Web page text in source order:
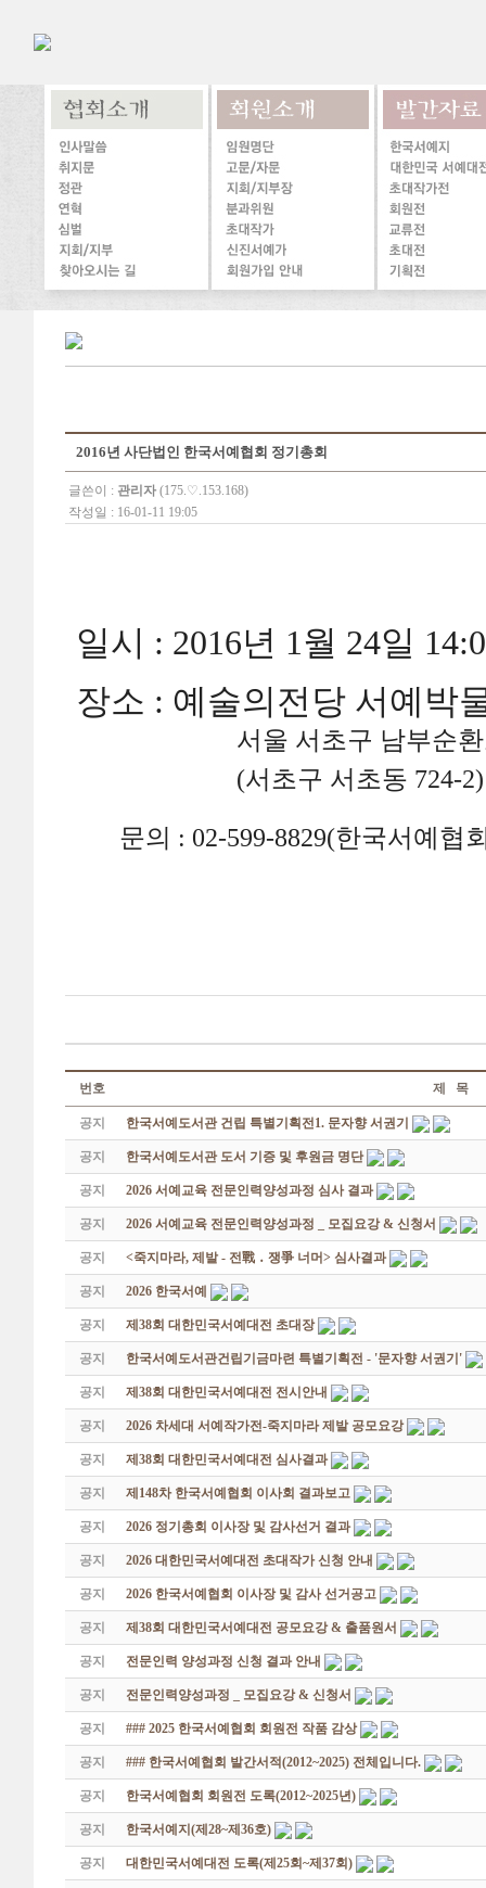
2016년 사단법인 한국서예협회 정기총회
글쓴이 : 관리자 (175.♡.153.168)
작성일 : 16-01-11 19:05
일시 : 2016년 1월 24일
장소 : 예술의전당 서예박
서울 서초구 남부순환
(서초구 서초동 724-2)
문의 : 02-599-8829(한국서예협
번호 제 목
공지 한국서예도서관 건립 특별기획전1. 문자향 서권기
공지 한국서예도서관 도서 기증 및 후원금 명단
공지 2026 서예교육 전문인력양성과정 심사 결과
공지 2026 서예교육 전문인력양성과정 _ 모집요강 & 신청서
공지 <죽지마라, 제발 - 전戰 ․ 쟁爭 너머> 심사결과
공지 2026 한국서예
공지 제38회 대한민국서예대전 초대장
공지 한국서예도서관건립기금마련 특별기획전 - '문자향 서권기'
공지 제38회 대한민국서예대전 전시안내
공지 2026 차세대 서예작가전-죽지마라 제발 공모요강
공지 제38회 대한민국서예대전 심사결과
공지 제148차 한국서예협회 이사회 결과보고
공지 2026 정기총회 이사장 및 감사선거 결과
공지 2026 대한민국서예대전 초대작가 신청 안내
공지 2026 한국서예협회 이사장 및 감사 선거공고
공지 제38회 대한민국서예대전 공모요강 & 출품원서
공지 전문인력 양성과정 신청 결과 안내
공지 전문인력양성과정 _ 모집요강 & 신청서
공지 ### 2025 한국서예협회 회원전 작품 감상
공지 ### 한국서예협회 발간서적(2012~2025) 전체입니다.
공지 한국서예협회 회원전 도록(2012~2025년)
공지 한국서예지(제28~제36호)
공지 대한민국서예대전 도록(제25회~제37회)